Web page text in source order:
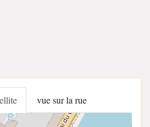
vue sur la rue